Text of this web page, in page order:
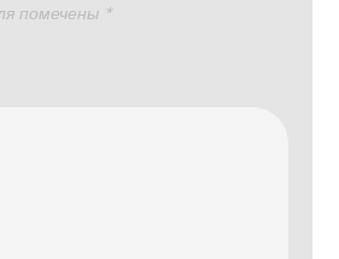
помечены *